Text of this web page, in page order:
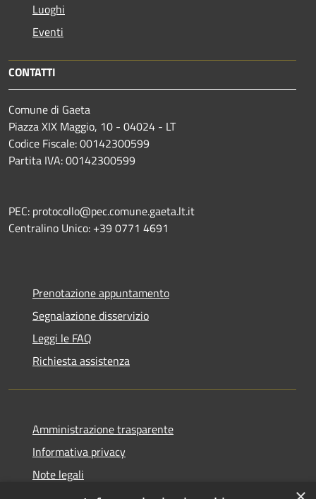
Luoghi
Eventi
CONTATTI
Comune di Gaeta
Piazza XIX Maggio, 10 - 04024 - LT
Codice Fiscale: 00142300599
Partita IVA: 00142300599
PEC: protocollo@pec.comune.gaeta.lt.it
Centralino Unico: +39 0771 4691
Prenotazione appuntamento
Segnalazione disservizio
Leggi le FAQ
Richiesta assistenza
Amministrazione trasparente
Informativa privacy
Note legali